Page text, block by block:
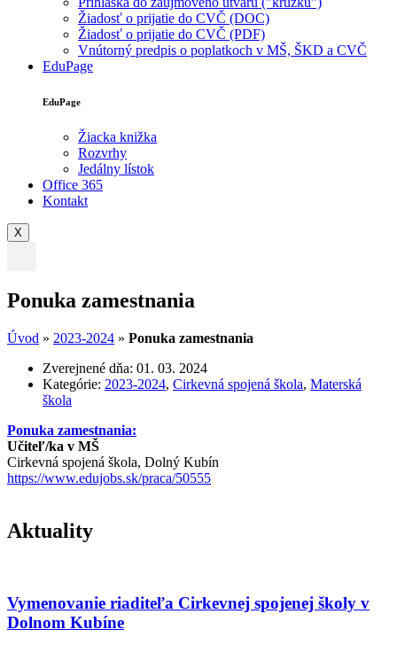
Žiadosť o prijatie do CVČ (DOC)
Žiadosť o prijatie do CVČ (PDF)
Vnútorný predpis o poplatkoch v MŠ, ŠKD a CVČ
EduPage
EduPage
Žiacka knižka
Rozvrhy
Jedálny lístok
Office 365
Kontakt
X
Ponuka zamestnania
Úvod » 2023-2024 » Ponuka zamestnania
Zverejnené dňa: 01. 03. 2024
Kategórie: 2023-2024, Cirkevná spojená škola, Materská
škola
Ponuka zamestnania:
Učiteľ/ka v MŠ
Cirkevná spojená škola, Dolný Kubín
https://www.edujobs.sk/praca/50555
Aktuality
Vymenovanie riaditeľa Cirkevnej spojenej školy v
Dolnom Kubíne